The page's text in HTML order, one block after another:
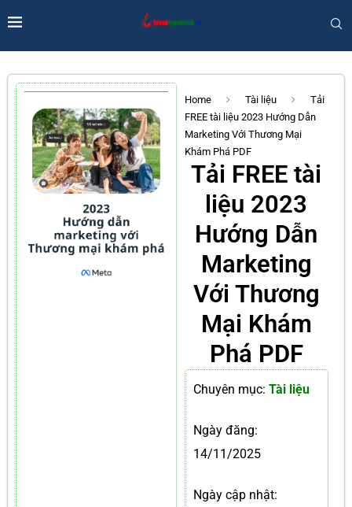
Home Tài liệu
Tải
FREE tài liệu 2023 Hướng Dẫn
Marketing Với Thương Mại
Khám Phá PDF
Tải FREE tài
liệu 2023
Hướng Dẫn
Marketing
Với Thương
Mại Khám
Phá PDF
Chuyên mục: Tài liệu
Ngày đăng:
14/11/2025
Ngày cập nhật: